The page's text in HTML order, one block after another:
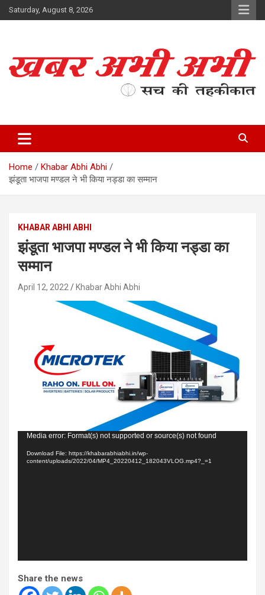
Skip
to
Saturday, August 8, 2026
Home
Khabar Abhi Abhi
झंडूता भाजपा मण्डल ने भी किया नड्डा का सम्मान
KHABAR ABHI ABHI
झंडूता भाजपा मण्डल ने भी किया नड्डा का
सम्मान
April 12, 2022 Khabar Abhi Abhi
Video
Player
Media error: Format(s) not supported or source(s) not found
Download File: https://khabarabhiabhi.in/wp-
content/uploads/2022/04/MP4_20220412_182043VLOG.mp4?_=1
Share the news